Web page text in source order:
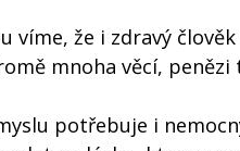
víme, že i zdravý
mnoha věcí,
potřebuje i